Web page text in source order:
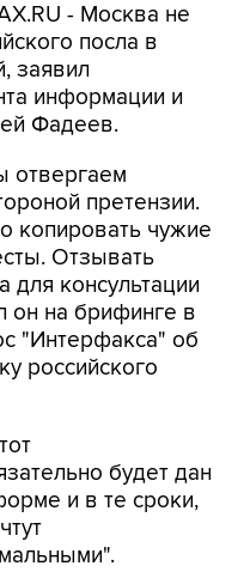
- Москва не
посла в
заявил
информации и
Фадеев.
отвергаем
претензии.
копировать чужие
Отзывать
для консультации
он на брифинге в
"Интерфакса" об
российского
будет дан
и в те сроки,